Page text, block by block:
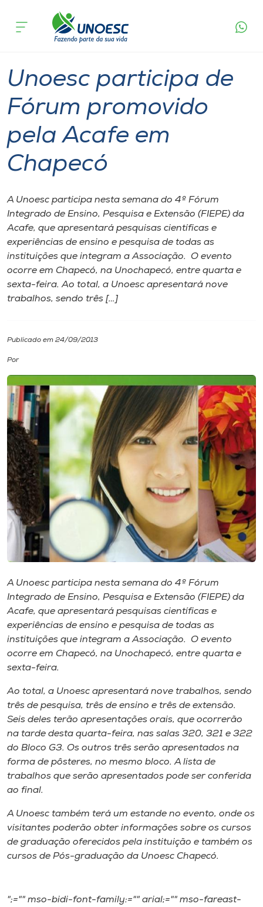
Cursos
Pesquisa
Atendimento ao Estudante
Portal de Ensino
A
Unoesc
Internacionalização
I.nova
Cultura
CPA
Biblioteca
Editora
Rádio
Museu
Store
Selecione
acontece
Unoesc participa de
Fórum promovido
pela Acafe em
Chapecó
A Unoesc participa nesta semana do 4º Fórum
Integrado de Ensino, Pesquisa e Extensão (FIEPE) da
Acafe, que apresentará pesquisas científicas e
experiências de ensino e pesquisa de todas as
instituições que integram a Associação. O evento
ocorre em Chapecó, na Unochapecó, entre quarta e
sexta-feira. Ao total, a Unoesc apresentará nove
trabalhos, sendo três […]
Publicado em 24/09/2013
Por
A Unoesc participa nesta semana do 4º Fórum
Integrado de Ensino, Pesquisa e Extensão (FIEPE) da
Acafe, que apresentará pesquisas científicas e
experiências de ensino e pesquisa de todas as
instituições que integram a Associação. O evento
ocorre em Chapecó, na Unochapecó, entre quarta e
sexta-feira.
Ao total, a Unoesc apresentará nove trabalhos, sendo
três de pesquisa, três de ensino e três de extensão.
Seis deles terão apresentações orais, que ocorrerão
na tarde desta quarta-feira, nas salas 320, 321 e 322
do Bloco G3. Os outros três serão apresentados na
forma de pôsteres, no mesmo bloco. A lista de
trabalhos que serão apresentados pode ser conferida
ao final.
A Unoesc também terá um estande no evento, onde os
visitantes poderão obter informações sobre os cursos
de graduação oferecidos pela instituição e também os
cursos de Pós-graduação da Unoesc Chapecó.
";="" mso-bidi-font-family:="" arial;="" mso-fareast-